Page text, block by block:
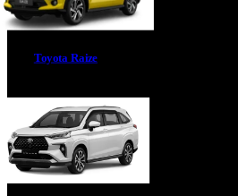
Toyota Raize